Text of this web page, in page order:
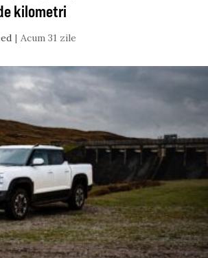
kilometri
Acum 31 zile